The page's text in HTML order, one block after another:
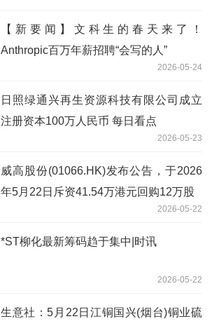
【新要闻】文科生的春天来了！
Anthropic百万年薪招聘“会写的人”
2026-05-24
日照绿通兴再生资源科技有限公司成立
注册资本100万人民币 每日看点
2026-05-23
威高股份(01066.HK)发布公告，于2026
年5月22日斥资41.54万港元回购12万股
2026-05-22
*ST柳化最新筹码趋于集中|时讯
2026-05-22
生意社：5月22日江铜国兴(烟台)铜业硫